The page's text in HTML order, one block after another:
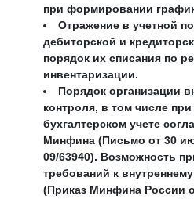
при формировании
Отражение в учетной
дебиторской и
порядок их списания по
инвентаризации.
Порядок организации
контроля, в том числе
бухгалтерском учете
Минфина (Письмо от 30
09/63940). Возможность
требований к
(Приказ Минфина России